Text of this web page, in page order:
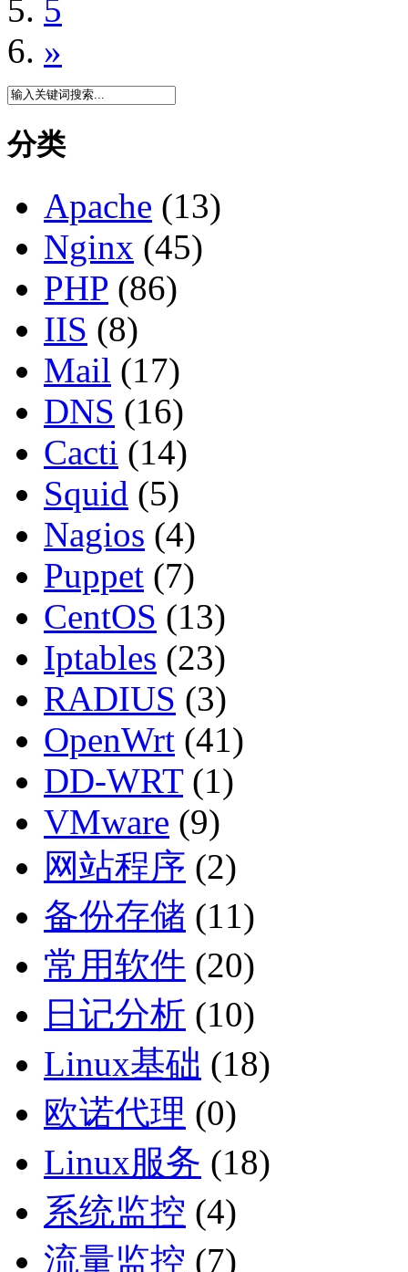
5
»
分类
Apache (13)
Nginx (45)
PHP (86)
IIS (8)
Mail (17)
DNS (16)
Cacti (14)
Squid (5)
Nagios (4)
Puppet (7)
CentOS (13)
Iptables (23)
RADIUS (3)
OpenWrt (41)
DD-WRT(1)
VMware (9)
网站程序 (2)
备份存储 (11)
常用软件 (20)
日记分析 (10)
Linux基础 (18)
欧诺代理 (0)
Linux服务 (18)
系统监控 (4)
流量监控 (7)